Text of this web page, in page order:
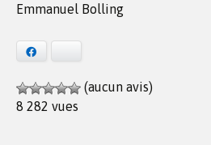
Emmanuel Bolling
(aucun avis)
8 282 vues